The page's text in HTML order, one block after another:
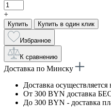
+
Купить Купить в один клик
Избранное
К сравнению
Доставка по Минску
Доставка
От 300 BYN доставка
До 300 BYN - доставка